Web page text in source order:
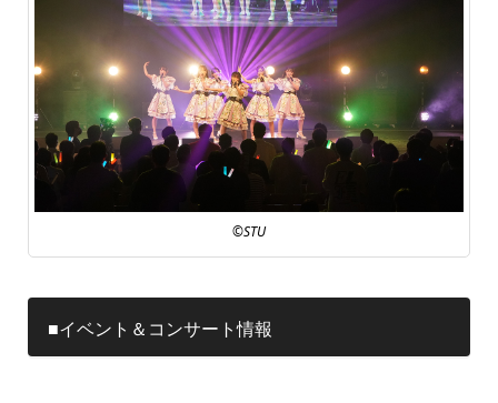
©STU
■イベント＆コンサート情報